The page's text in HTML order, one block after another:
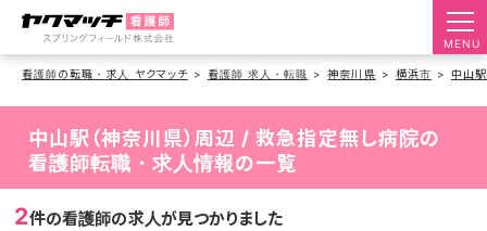
MENU
看護師の転職・求人 ヤクマッチ 看護師 求人・転職 神奈川県 横浜市 中山
中山駅（神奈川県）周辺 / 救急指定無し病院の
看護師転職・求人情報の一覧
2件の看護師の求人が見つかりました